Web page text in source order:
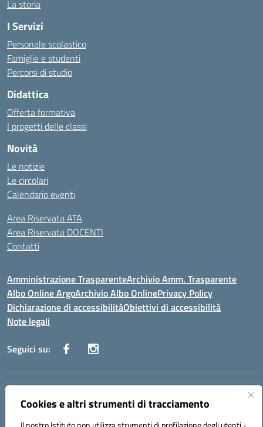
Cookies e altri strumenti di tracciamento
La storia
I Servizi
Personale scolastico
Famiglie e studenti
Percorsi di studio
Didattica
Offerta formativa
I progetti delle classi
Novità
Le notizie
Le circolari
Calendario eventi
Area Riservata ATA
Area Riservata DOCENTI
Contatti
Amministrazione TrasparenteArchivio Amm. Trasparente
Albo Online ArgoArchivio Albo OnlinePrivacy Policy
Dichiarazione di accessibilitàObiettivi di accessibilità
Note legali
Seguici su:
Indirizzo:
Centralino:0823 742191 Email:CEIC8BC00Q@istruzione.it